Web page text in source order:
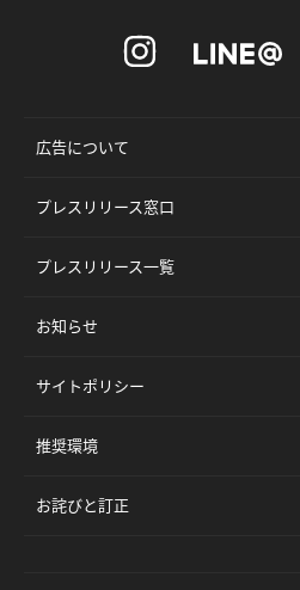
広告について
プレスリリース窓口
プレスリリース一覧
お知らせ
サイトポリシー
推奨環境
お詫びと訂正